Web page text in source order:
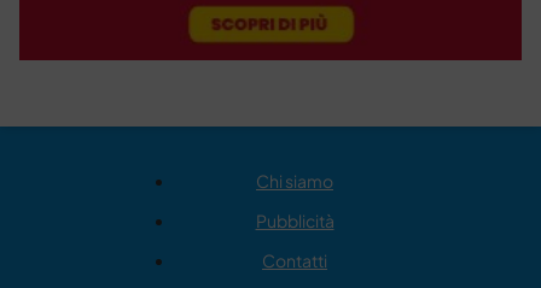
Chi siamo
Pubblicità
Contatti